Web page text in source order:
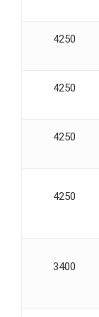
4250
4250
4250
4250
3400